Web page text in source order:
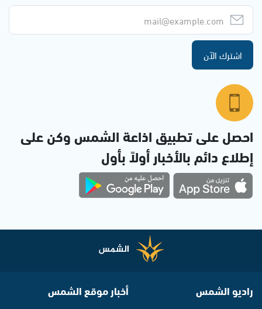
اشترك الآن
احصل على تطبيق اذاعة الشمس وكن على
إطلاع دائم بالأخبار أولاً بأول
راديو الشمس أخبار موقع الشمس